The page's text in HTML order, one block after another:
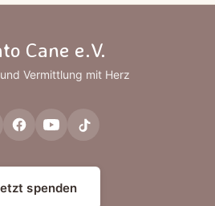
Cane e.V.
Vermittlung mit Herz
spenden